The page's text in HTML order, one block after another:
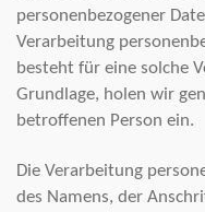
personenbezogener
Verarbeitung
besteht für eine solche
Grundlage, holen wir
betroffenen Person ein.
Die Verarbeitung
des Namens, der